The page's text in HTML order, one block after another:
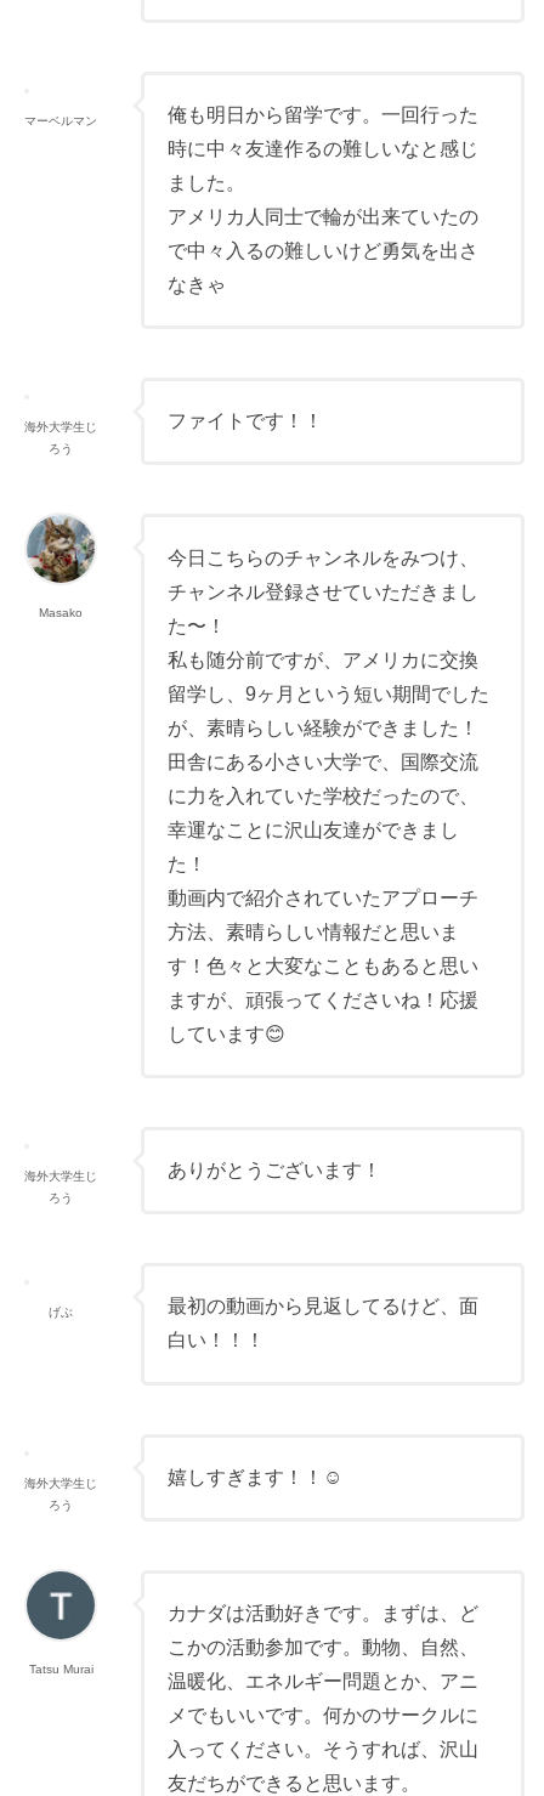
マーベルマン
俺も明日から留学です。一回行った
時に中々友達作るの難しいなと感じ
ました。
アメリカ人同士で輪が出来ていたの
で中々入るの難しいけど勇気を出さ
なきゃ
海外大学生じ
ろう
ファイトです！！
Masako
今日こちらのチャンネルをみつけ、
チャンネル登録させていただきまし
た〜！
私も随分前ですが、アメリカに交換
留学し、9ヶ月という短い期間でした
が、素晴らしい経験ができました！
田舎にある小さい大学で、国際交流
に力を入れていた学校だったので、
幸運なことに沢山友達ができまし
た！
動画内で紹介されていたアプローチ
方法、素晴らしい情報だと思いま
す！色々と大変なこともあると思い
ますが、頑張ってくださいね！応援
しています😊
海外大学生じ
ろう
ありがとうございます！
げぶ
最初の動画から見返してるけど、面
白い！！！
海外大学生じ
ろう
嬉しすぎます！！☺️
Tatsu Murai
カナダは活動好きです。まずは、ど
こかの活動参加です。動物、自然、
温暖化、エネルギー問題とか、アニ
メでもいいです。何かのサークルに
入ってください。そうすれば、沢山
友だちができると思います。